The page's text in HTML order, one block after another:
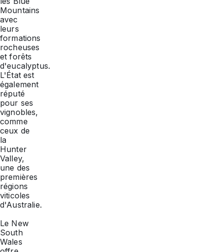
Mountains
avec
leurs
formations
rocheuses
et forêts
d'eucalyptus.
L'État est
également
réputé
pour ses
vignobles,
comme
ceux de
la
Hunter
Valley,
une des
premières
régions
viticoles
d'Australie.
Le New
South
Wales